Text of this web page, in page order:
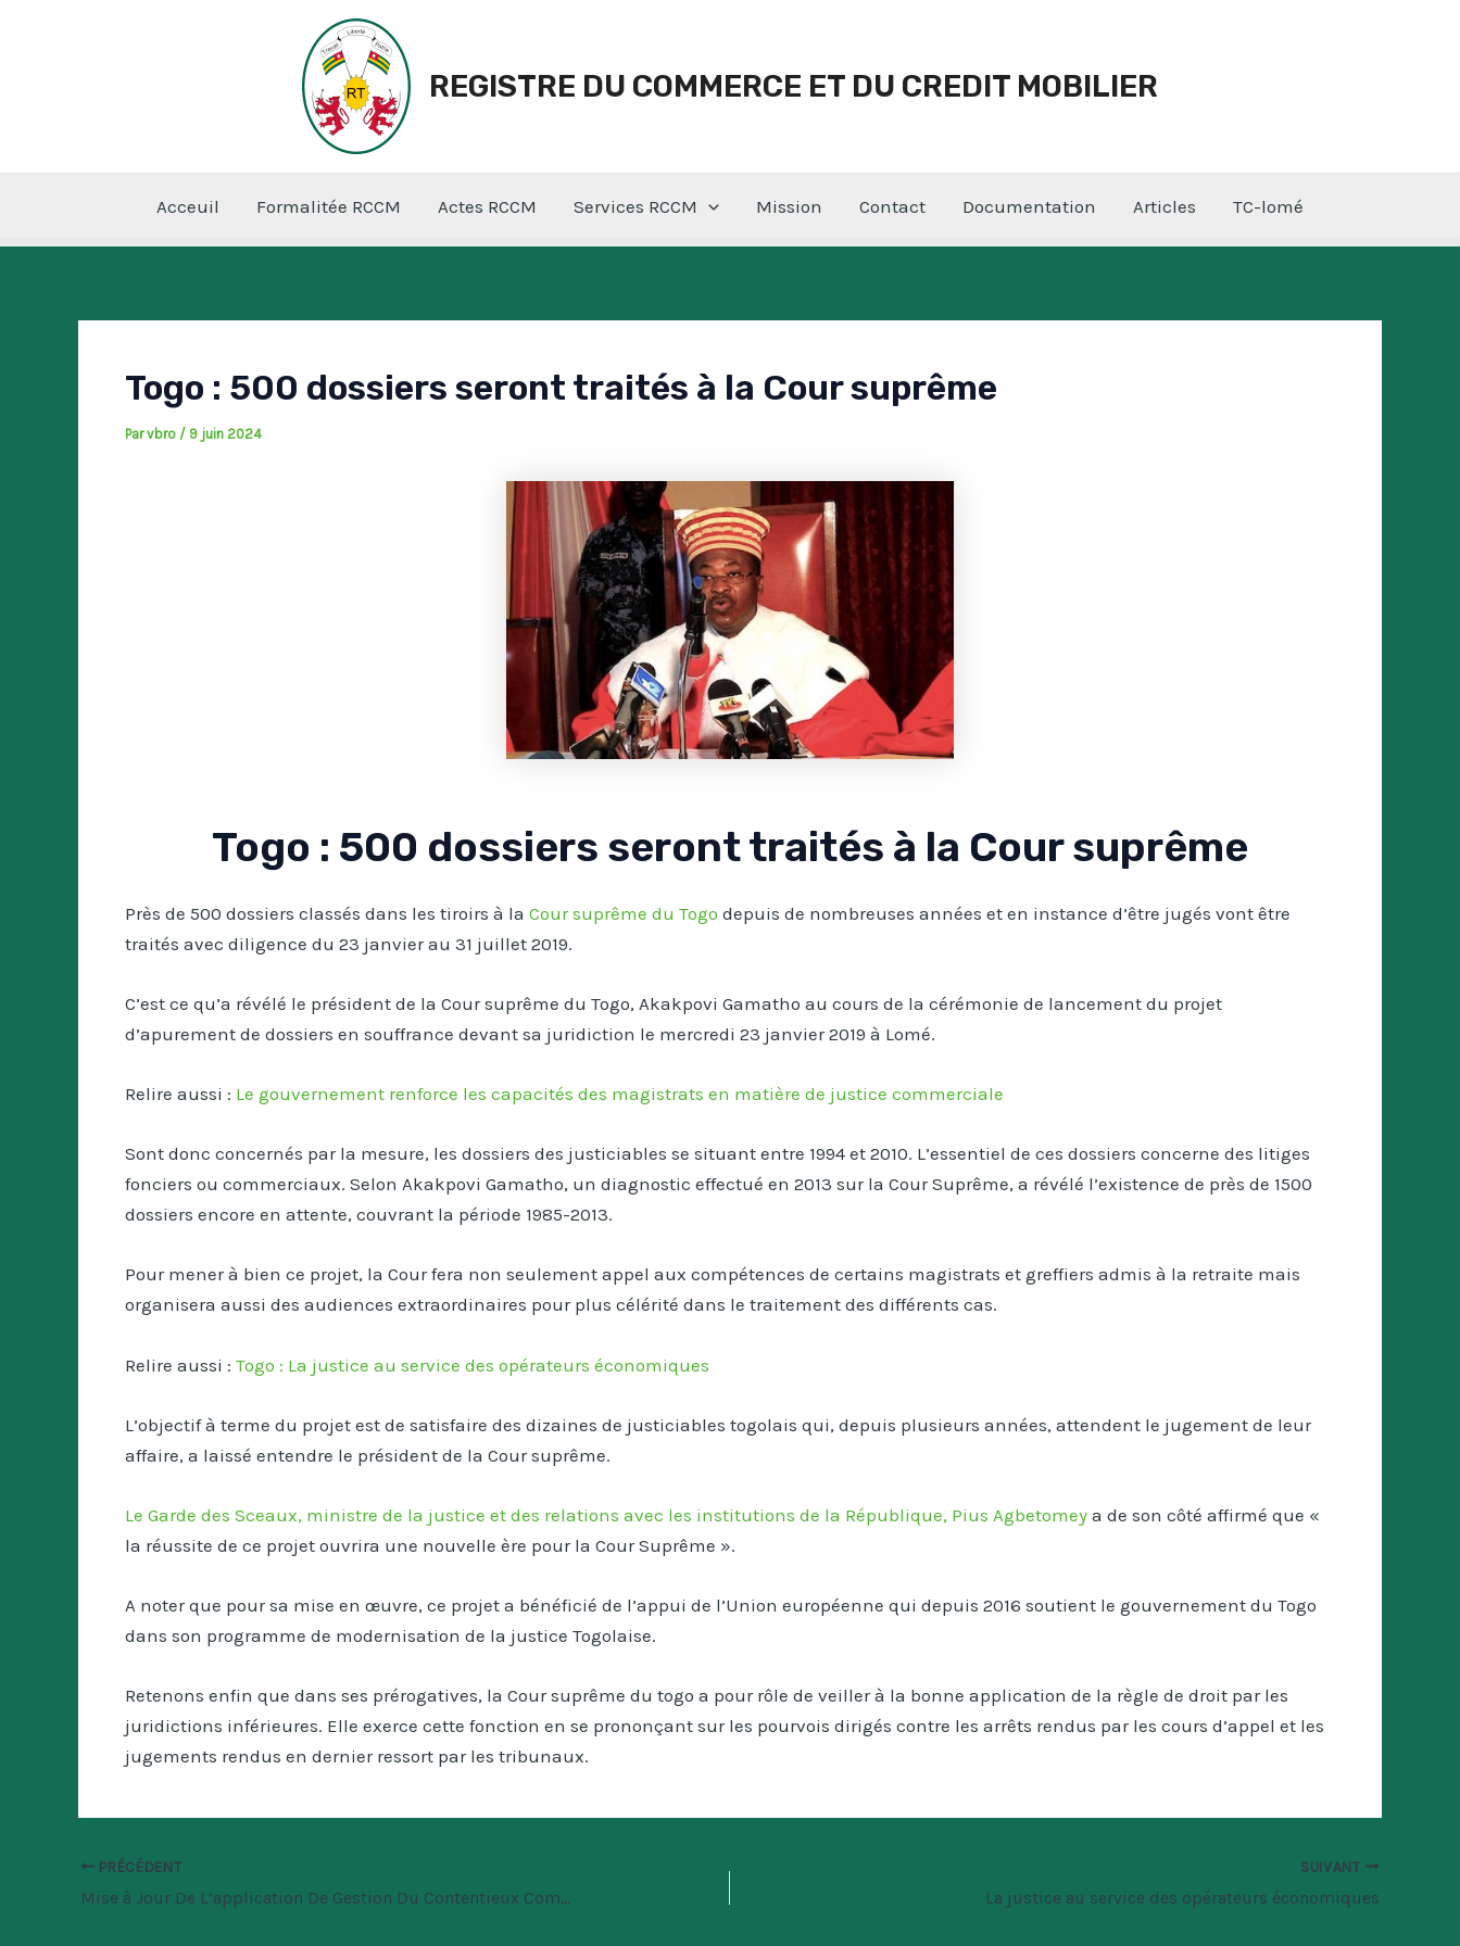
REGISTRE DU COMMERCE ET DU CREDIT MOBILIER
Acceuil Formalitée RCCM Actes RCCM Services RCCM Mission Contact Documentation Articles TC-lomé
Togo : 500 dossiers seront traités à la Cour suprême
Parvbro / 9 juin 2024
Togo : 500 dossiers seront traités à la Cour suprême
Près de 500 dossiers classés dans les tiroirs à la Cour suprême du Togo depuis de nombreuses années et en instance d’être jugés vont être
traités avec diligence du 23 janvier au 31 juillet 2019.
C’est ce qu’a révélé le président de la Cour suprême du Togo, Akakpovi Gamatho au cours de la cérémonie de lancement du projet
d’apurement de dossiers en souffrance devant sa juridiction le mercredi 23 janvier 2019 à Lomé.
Relire aussi : Le gouvernement renforce les capacités des magistrats en matière de justice commerciale
Sont donc concernés par la mesure, les dossiers des justiciables se situant entre 1994 et 2010. L’essentiel de ces dossiers concerne des litiges
fonciers ou commerciaux. Selon Akakpovi Gamatho, un diagnostic effectué en 2013 sur la Cour Suprême, a révélé l’existence de près de 1500
dossiers encore en attente, couvrant la période 1985-2013.
Pour mener à bien ce projet, la Cour fera non seulement appel aux compétences de certains magistrats et greffiers admis à la retraite mais
organisera aussi des audiences extraordinaires pour plus célérité dans le traitement des différents cas.
Relire aussi : Togo : La justice au service des opérateurs économiques
L’objectif à terme du projet est de satisfaire des dizaines de justiciables togolais qui, depuis plusieurs années, attendent le jugement de leur
affaire, a laissé entendre le président de la Cour suprême.
Le Garde des Sceaux, ministre de la justice et des relations avec les institutions de la République, Pius Agbetomeya de son côté affirmé que «
la réussite de ce projet ouvrira une nouvelle ère pour la Cour Suprême ».
A noter que pour sa mise en œuvre, ce projet a bénéficié de l’appui de l’Union européenne qui depuis 2016 soutient le gouvernement du Togo
dans son programme de modernisation de la justice Togolaise.
Retenons enfin que dans ses prérogatives, la Cour suprême du togo a pour rôle de veiller à la bonne application de la règle de droit par les
juridictions inférieures. Elle exerce cette fonction en se prononçant sur les pourvois dirigés contre les arrêts rendus par les cours d’appel et les
jugements rendus en dernier ressort par les tribunaux.
PRÉCÉDENT
Mise à Jour De L’application De Gestion Du Contentieux Commercial
SUIVANT
La justice au service des opérateurs économiques